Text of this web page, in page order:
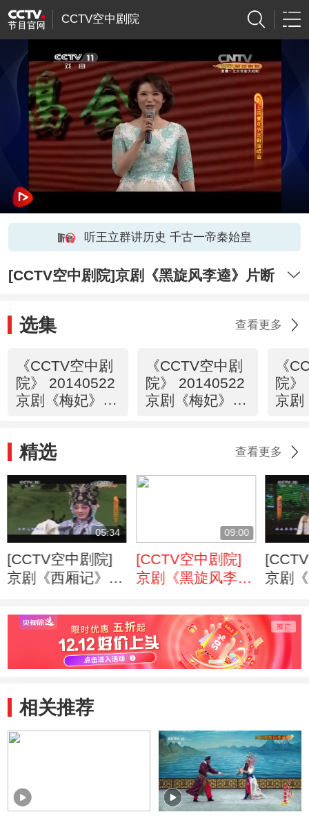
CCTV空中剧院
听王立群讲历史 千古一帝秦始皇
[CCTV空中剧院]京剧《黑旋风李逵》片断
选集 查看更多
《CCTV空中剧
院》 20140522
京剧《梅妃》
《CCTV空中剧
院》 20140522
京剧《梅妃》
《
院》
京剧
精选 查看更多
05:34
[CCTV空中剧院]
京剧《西厢记》选
09:00
[CCTV空中剧院]
京剧《黑旋风李
京剧
相关推荐